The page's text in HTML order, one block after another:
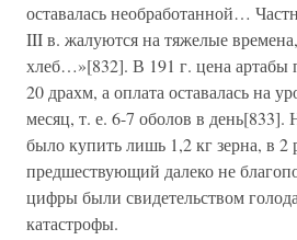
оставалась необработанной…
III в. жалуются на тяжелые
хлеб…»[832]. В 191 г. цена артабы
20 драхм, а оплата оставалась на
месяц, т. е. 6-7 оболов в
было купить лишь 1,2 кг зерна, в 2
предшествующий далеко не
цифры были свидетельством
катастрофы.